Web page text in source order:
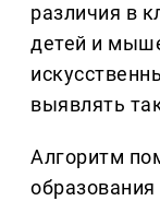
различия в
детей и
выявлять
Алгоритм